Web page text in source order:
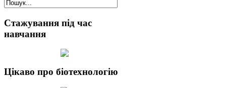
Стажування під час
навчання
Цікаво про біотехнологію